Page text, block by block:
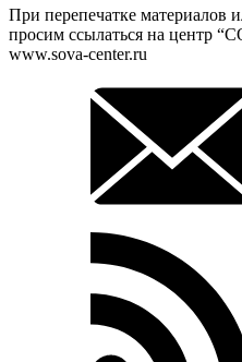
При перепечатке материалов
просим ссылаться на центр
www.sova-center.ru